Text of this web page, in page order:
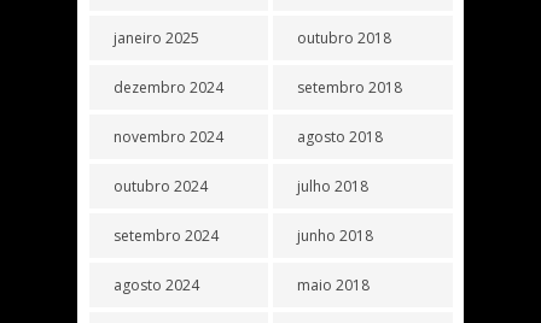
janeiro 2025
dezembro 2024
novembro 2024
outubro 2024
setembro 2024
agosto 2024
outubro 2018
setembro 2018
agosto 2018
julho 2018
junho 2018
maio 2018